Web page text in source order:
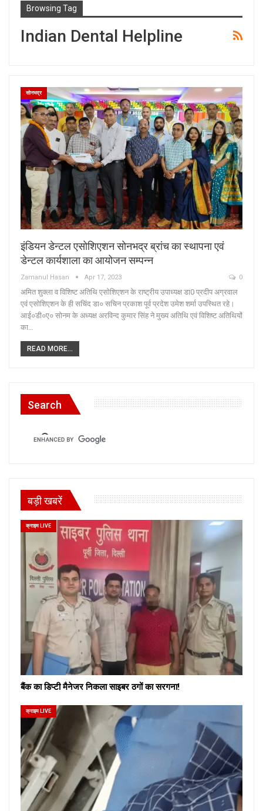
Browsing Tag
Indian Dental Helpline
सोनभद्र
इंडियन डेन्टल एसोशिएशन सोनभद्र ब्रांच का स्थापना एवं
डेन्टल कार्यशाला का आयोजन सम्पन्न
Zamanul Hasan Apr 17, 2023 0
अमित शुक्ला व विशिष्ट अतिथि एसोशिएशन के राष्ट्रीय उपाध्यक्ष डा0 प्रदीप अग्रवाल
एवं एसोशिएशन के ही सचिंद डा० सचिन प्रकाश पूर्व प्रदेश उमेश शर्मा उपस्थित रहे।
आई०डी०ए० सोनम के अध्यक्ष अरविन्द कुमार सिंह ने मुख्य अतिथि एवं विशिष्ट अतिथियों
का…
READ MORE...
Search
बड़ी खबरें
क्राइम LIVE
बैंक का डिप्टी मैनेजर निकला साइबर ठगों का सरगना!
क्राइम LIVE